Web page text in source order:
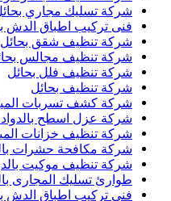
شركة تسليك مجاري
فنى تركيب اطباق الدش
شركة تنظيف شقق بحائل
شركة تنظيف مجالس
شركة تنظيف فلل بحائل
شركة تنظيف بحائل
شركة كشف تسربات
شركة عزل اسطح
شركة تنظيف خزانات
شركة مكافحة حشرات
شركة تنظيف موكيت
طوارئ تسليك المجارى
فنى تركيب اطباق الدش